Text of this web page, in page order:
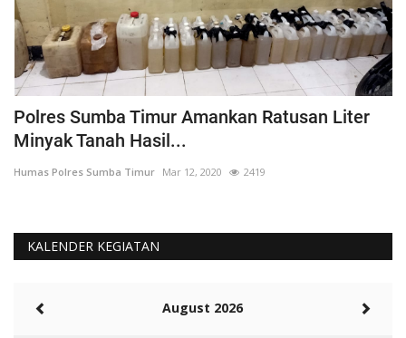
Polres Sumba Timur Amankan Ratusan Liter
Minyak Tanah Hasil...
Humas Polres Sumba Timur Mar 12, 2020 2419
KALENDER KEGIATAN
August 2026